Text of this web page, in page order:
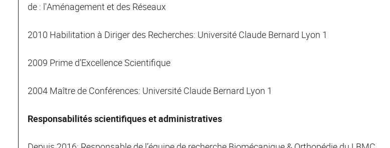
de : l'Aménagement et des Réseaux
2010 Habilitation à Diriger des Recherches: Université Claude Bernard Lyon 1
2009 Prime d’Excellence Scientifique
2004 Maître de Conférences: Université Claude Bernard Lyon 1
Responsabilités scientifiques et administratives